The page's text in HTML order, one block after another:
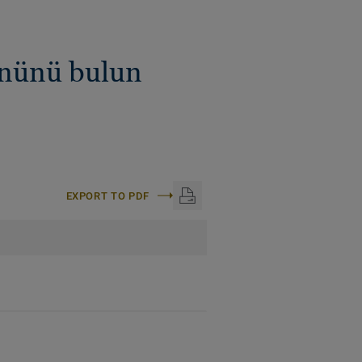
bulun
EXPORT TO PDF